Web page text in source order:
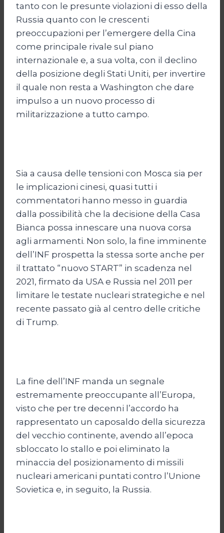
tanto con le presunte violazioni di esso della
Russia quanto con le crescenti
preoccupazioni per l’emergere della Cina
come principale rivale sul piano
internazionale e, a sua volta, con il declino
della posizione degli Stati Uniti, per invertire
il quale non resta a Washington che dare
impulso a un nuovo processo di
militarizzazione a tutto campo.
Sia a causa delle tensioni con Mosca sia per
le implicazioni cinesi, quasi tutti i
commentatori hanno messo in guardia
dalla possibilità che la decisione della Casa
Bianca possa innescare una nuova corsa
agli armamenti. Non solo, la fine imminente
dell’INF prospetta la stessa sorte anche per
il trattato “nuovo START” in scadenza nel
2021, firmato da USA e Russia nel 2011 per
limitare le testate nucleari strategiche e nel
recente passato già al centro delle critiche
di Trump.
La fine dell’INF manda un segnale
estremamente preoccupante all’Europa,
visto che per tre decenni l’accordo ha
rappresentato un caposaldo della sicurezza
del vecchio continente, avendo all’epoca
sbloccato lo stallo e poi eliminato la
minaccia del posizionamento di missili
nucleari americani puntati contro l’Unione
Sovietica e, in seguito, la Russia.